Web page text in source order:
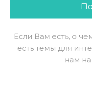
Если Вам есть, о
есть темы для
нам